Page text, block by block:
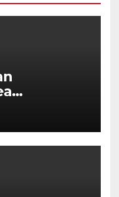
Polisi
Tanda